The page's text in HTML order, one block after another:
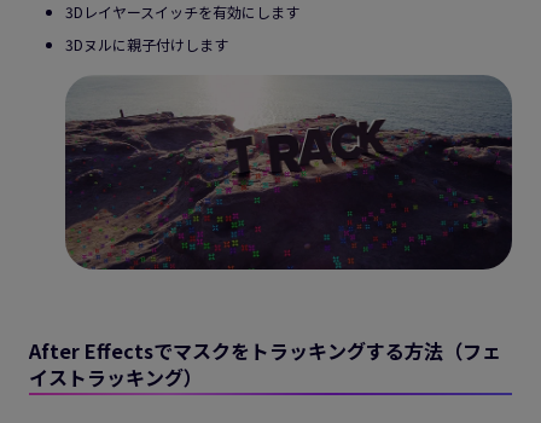
3Dレイヤースイッチを有効にします
3Dヌルに親子付けします
After Effectsでマスクをトラッキングする方法（フェ
イストラッキング）